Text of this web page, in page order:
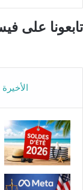
تابعونا على
الأخيرة